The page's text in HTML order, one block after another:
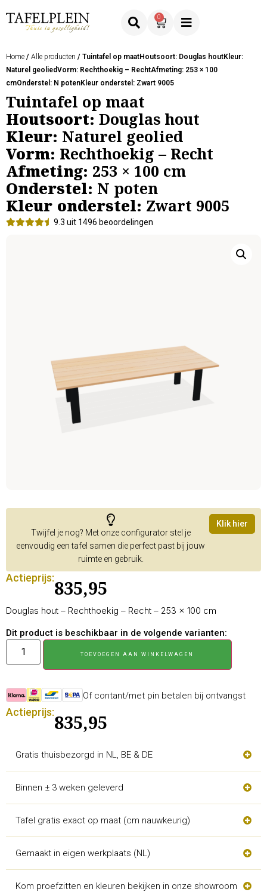
0
Home / Alle producten / Tuintafel op maatHoutsoort: Douglas houtKleur:
Naturel geoliedVorm: Rechthoekig – RechtAfmeting: 253 × 100
cmOnderstel: N potenKleur onderstel: Zwart 9005
Tuintafel op maat
Houtsoort: Douglas hout
Kleur: Naturel geolied
Vorm: Rechthoekig – Recht
Afmeting: 253 × 100 cm
Onderstel: N poten
Kleur onderstel: Zwart 9005
9.3 uit 1496 beoordelingen
Twijfel je nog? Met onze configurator stel je
eenvoudig een tafel samen die perfect past bij jouw
ruimte en gebruik.
Klik hier
Actieprijs:
835,95
Douglas hout – Rechthoekig – Recht – 253 × 100 cm
Dit product is beschikbaar in de volgende varianten:
TOEVOEGEN AAN WINKELWAGEN
Of contant/met pin betalen bij ontvangst
Actieprijs:
835,95
Gratis thuisbezorgd in NL, BE & DE
Binnen ± 3 weken geleverd
Tafel gratis exact op maat (cm nauwkeurig)
Gemaakt in eigen werkplaats (NL)
Kom proefzitten en kleuren bekijken in onze showroom